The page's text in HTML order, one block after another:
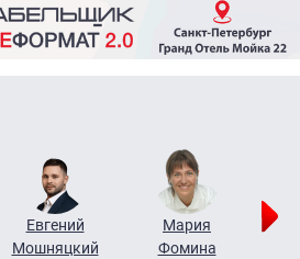
Евгений
Мошняцкий
Мария
Фомина